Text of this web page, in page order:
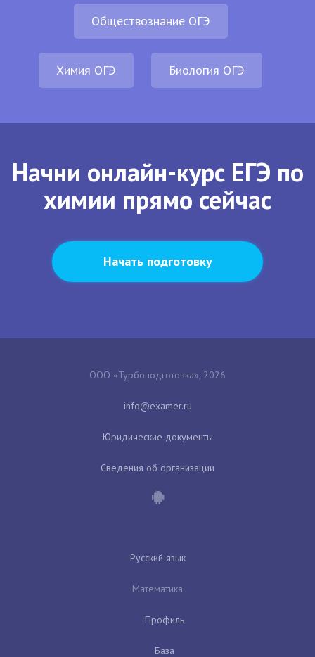
Обществознание ОГЭ
Химия ОГЭ Биология ОГЭ
Начни онлайн-курс ЕГЭ по
химии прямо сейчас
Начать подготовку
ООО «Турбоподготовка», 2026
Юридические документы
Сведения об организации
Русский язык
Математика
Профиль
База